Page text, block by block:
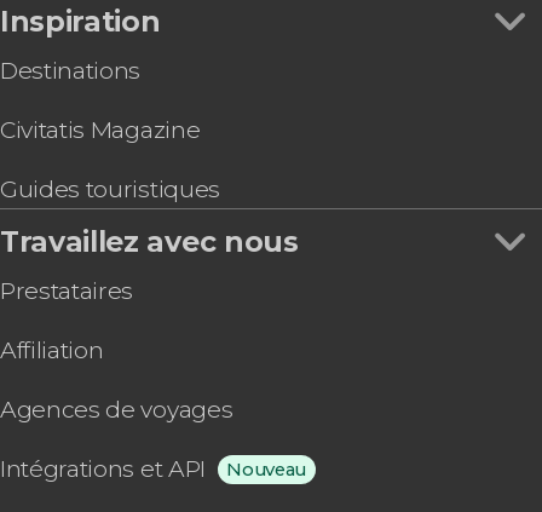
Inspiration
Destinations
Civitatis Magazine
Guides touristiques
Travaillez avec nous
Prestataires
Affiliation
Agences de voyages
Intégrations et API Nouveau